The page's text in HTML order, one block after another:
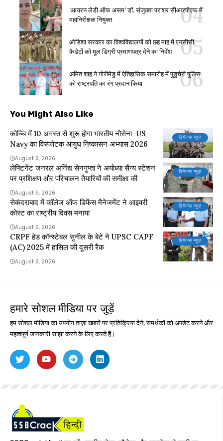
‘आयरन लेडी ऑफ असम’ डॉ. संजुक्ता पराशर सीआरपीएफ में
महानिरीक्षक नियुक्त
ओडिशा सरकार का विश्वविद्यालयों को छह माह में एनसीसी
कैडेटों को मूल डिग्री प्रमाणपत्र देने का निर्देश
अमित शाह ने गोरीमेडु में ऐतिहासिक समारोह में पुडुचेरी पुलिस
को राष्ट्रपति का रंग प्रदान किया
You Might Also Like
डिफेन्स न्यूज़
कोच्चि में 10 अगस्त से शुरू होगा भारतीय नौसेना–US
Navy का विस्फोटक आयुध निष्कासन अभ्यास 2026
August 9, 2026
डिफेन्स न्यूज़
लेफ्टिनेंट जनरल अनिंद्य सेनगुप्ता ने अयोध्या सैन्य स्टेशन
पर प्रशिक्षण और परिचालन तैयारियों की समीक्षा की
August 9, 2026
डिफेन्स न्यूज़
सेकंदराबाद में कॉलेज ऑफ डिफेंस मैनेजमेंट ने आइवरी
कोस्ट का राष्ट्रीय दिवस मनाया
August 9, 2026
डिफेन्स न्यूज़
CRPF हेड कॉन्स्टेबल सुनील के बेटे ने UPSC CAPF
(AC) 2025 में हासिल की दूसरी रैंक
August 9, 2026
हमारे सोशल मीडिया पर जुड़ें
हम सोशल मीडिया का उपयोग ताज़ा खबरों पर प्रतिक्रिया देने, समर्थकों को अपडेट करने और
महत्वपूर्ण जानकारी साझा करने के लिए करते हैं।